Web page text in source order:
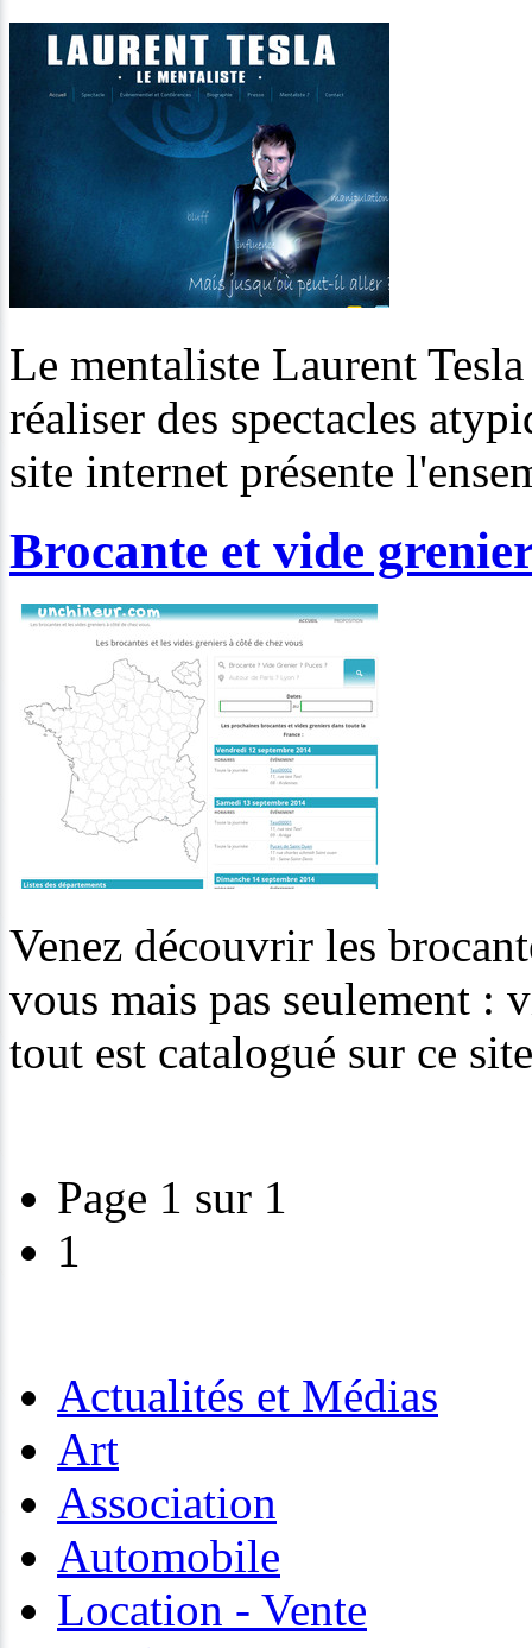
Le mentaliste Laurent
réaliser des spectacles
site internet présente
Brocante et vide
Venez découvrir les
vous mais pas seulement :
tout est catalogué sur ce
Page 1 sur 1
1
Actualités et Médias
Art
Association
Automobile
Location - Vente